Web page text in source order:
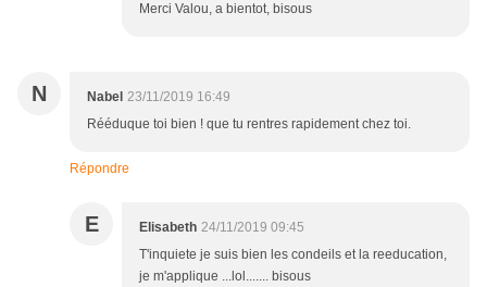
Merci Valou, a bientot, bisous
N Nabel 23/11/2019 16:49
Rééduque toi bien ! que tu rentres rapidement chez toi.
Répondre
E Elisabeth 24/11/2019 09:45
T'inquiete je suis bien les condeils et la reeducation,
je m'applique ...lol....... bisous